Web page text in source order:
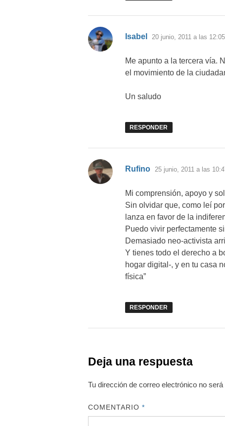
Isabel dice:
20 junio, 2011 a las 12:05
Me apunto a la tercera vía.
el movimiento de la
Un saludo
RESPONDER
Rufino dice:
25 junio, 2011 a las
Mi comprensión, apoyo y
Sin olvidar que, como leí
lanza en favor de la
Puedo vivir perfectamente
Demasiado neo-activista
Y tienes todo el derecho a
hogar digital-, y en tu casa
física”
RESPONDER
Deja una respuesta
Tu dirección de correo electrónico no será
COMENTARIO*